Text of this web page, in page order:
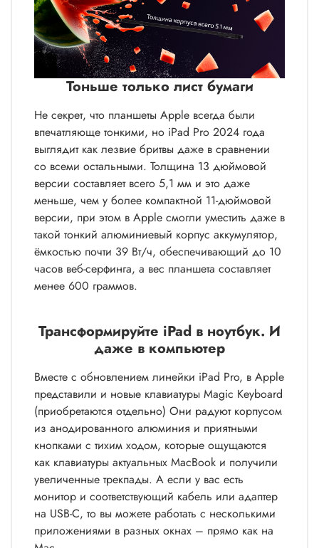
Тоньше только лист бумаги
Не секрет, что планшеты Apple всегда были
впечатляюще тонкими, но iPad Pro 2024 года
выглядит как лезвие бритвы даже в сравнении
со всеми остальными. Толщина 13 дюймовой
версии составляет всего 5,1 мм и это даже
меньше, чем у более компактной 11-дюймовой
версии, при этом в Apple смогли уместить даже в
такой тонкий алюминиевый корпус аккумулятор,
ёмкостью почти 39 Вт/ч, обеспечивающий до 10
часов веб-серфинга, а вес планшета составляет
менее 600 граммов.
Трансформируйте iPad в ноутбук. И
даже в компьютер
Вместе с обновлением линейки iPad Pro, в Apple
представили и новые клавиатуры Magic Keyboard
(приобретаются отдельно) Они радуют корпусом
из анодированного алюминия и приятными
кнопками с тихим ходом, которые ощущаются
как клавиатуры актуальных MacBook и получили
увеличенные трекпады. А если у вас есть
монитор и соответствующий кабель или адаптер
на USB-C, то вы можете работать с несколькими
приложениями в разных окнах – прямо как на